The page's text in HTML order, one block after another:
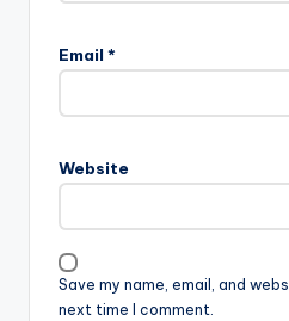
Email *
Website
Save my name, email, and
next time I comment.